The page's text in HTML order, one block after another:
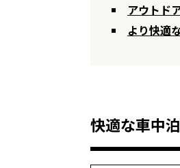
アウトド
より快適
快適な車中